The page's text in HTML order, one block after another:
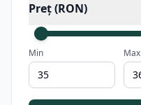
Preț (RON)
Min Max